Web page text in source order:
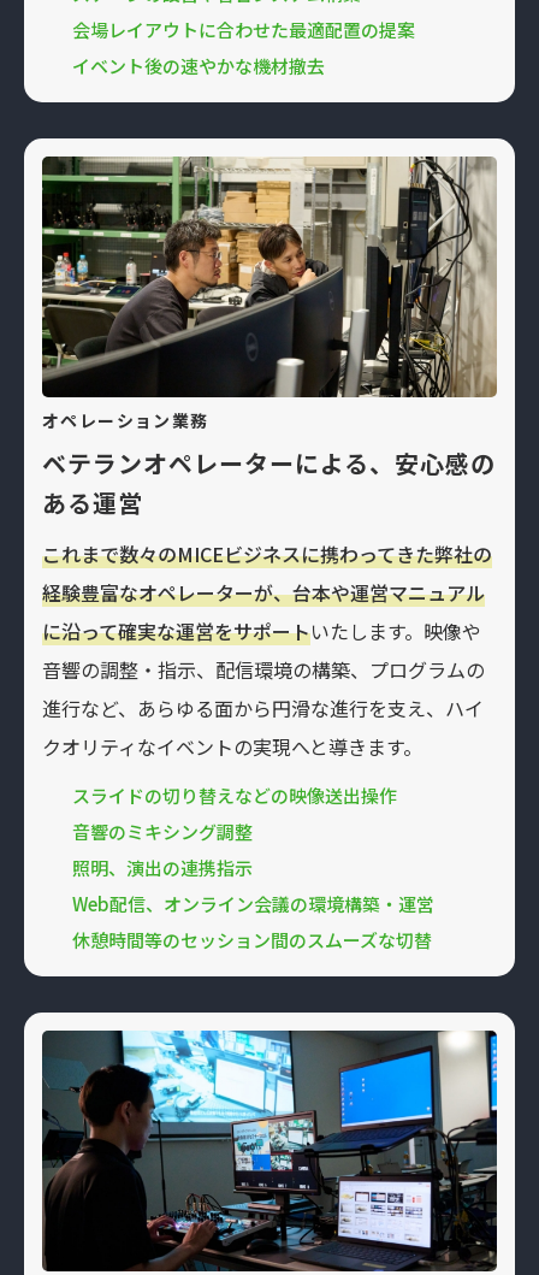
会場レイアウトに合わせた最適配置の提案
イベント後の速やかな機材撤去
オペレーション業務
ベテランオペレーターによる、安心感の
ある運営
これまで数々のMICEビジネスに携わってきた弊社の
経験豊富なオペレーターが、台本や運営マニュアル
に沿って確実な運営をサポートいたします。映像や
音響の調整・指示、配信環境の構築、プログラムの
進行など、あらゆる面から円滑な進行を支え、ハイ
クオリティなイベントの実現へと導きます。
スライドの切り替えなどの映像送出操作
音響のミキシング調整
照明、演出の連携指示
Web配信、オンライン会議の環境構築・運営
休憩時間等のセッション間のスムーズな切替